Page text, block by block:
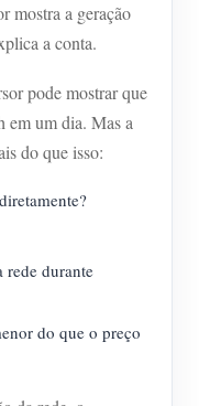
mostra a geração
a conta.
pode mostrar que
em um dia. Mas a
do que isso:
rede durante
do que o preço